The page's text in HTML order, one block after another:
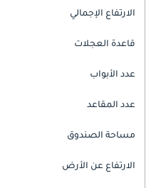
الارتفاع الإجمالي
قاعدة العجلات
عدد الأبواب
عدد المقاعد
مساحة الصندوق
الارتفاع عن الأرض